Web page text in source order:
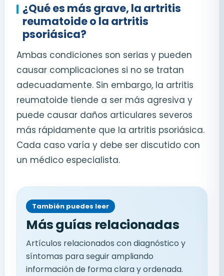
¿Qué es más grave, la artritis
reumatoide o la artritis
psoriásica?
Ambas condiciones son serias y pueden
causar complicaciones si no se tratan
adecuadamente. Sin embargo, la artritis
reumatoide tiende a ser más agresiva y
puede causar daños articulares severos
más rápidamente que la artritis psoriásica.
Cada caso varía y debe ser discutido con
un médico especialista.
También puedes leer
Más guías relacionadas
Artículos relacionados con diagnóstico y
síntomas para seguir ampliando
información de forma clara y ordenada.